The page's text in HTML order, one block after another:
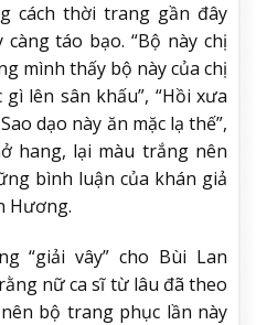
cách thời trang gần đây
táo bạo. “Bộ này chị
mình thấy bộ này của chị
lên sân khấu”, “Hồi xưa
dạo này ăn mặc lạ thế”,
hang, lại màu trắng nên
bình luận của khán giả
Hương.
“giải vây” cho Bùi Lan
nữ ca sĩ từ lâu đã theo
bộ trang phục lần này